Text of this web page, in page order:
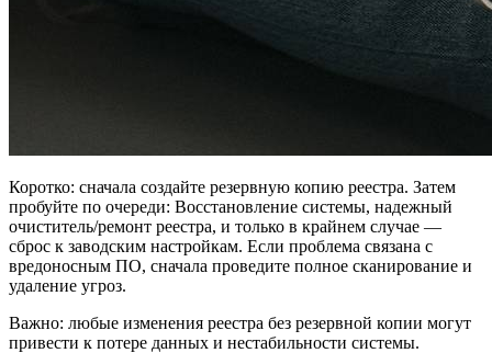
Коротко: сначала создайте резервную копию реестра. Затем
пробуйте по очереди: Восстановление системы, надежный
очиститель/ремонт реестра, и только в крайнем случае —
сброс к заводским настройкам. Если проблема связана с
вредоносным ПО, сначала проведите полное сканирование и
удаление угроз.
Важно: любые изменения реестра без резервной копии могут
привести к потере данных и нестабильности системы.